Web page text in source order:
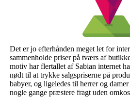
Det er jo efterhånden meget let for
sammenholde priser på tværs af
motiv har flertallet af Sabian internet
nødt til at trykke salgspriserne på
babyer, og ligeledes til herrer og
nogle gange præstere fragt uden